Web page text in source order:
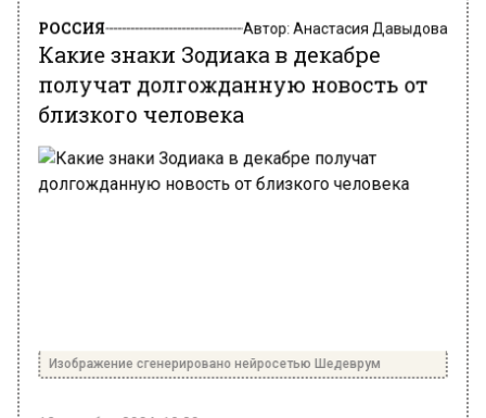
Какие знаки Зодиака в декабре
получат долгожданную новость от
близкого человека